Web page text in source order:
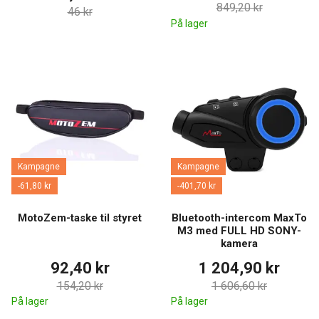
Nøglering eller
Den er alsidig og nem
En lille gave eller et
Gavesæt og pakker til
særlige lejligheder
Gavesæt til motorcyklister er velegnede, når du ønsker at give
46 kr 849,20 kr
På lager
Kampagne
-61,80 kr
MotoZem-taske til styret
92,40 kr
154,20 kr
På lager
Kampagne
-401,70 kr
Bluetooth-intercom MaxTo
M3 med FULL HD SONY-
kamera
1 204,90 kr
1 606,60 kr
På lager